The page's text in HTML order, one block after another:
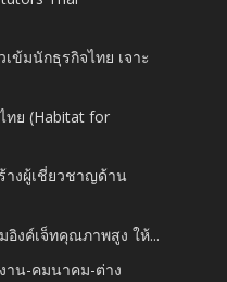
ข้มนักธุรกิจไทย เจาะ
ทย (Habitat for
างผู้เชี่ยวชาญด้าน
อิงค์เจ็ทคุณภาพสูง ให้...
าน-คมนาคม-ต่าง